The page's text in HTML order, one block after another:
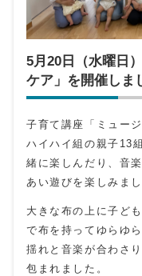
5月20日（水曜日
ケア」を開催しま
子育て講座「ミュー
ハイハイ組の親子13
緒に楽しんだり、音
あい遊びを楽しみまし
大きな布の上に子ど
で布を持ってゆらゆ
揺れと音楽が合わさ
包まれました。